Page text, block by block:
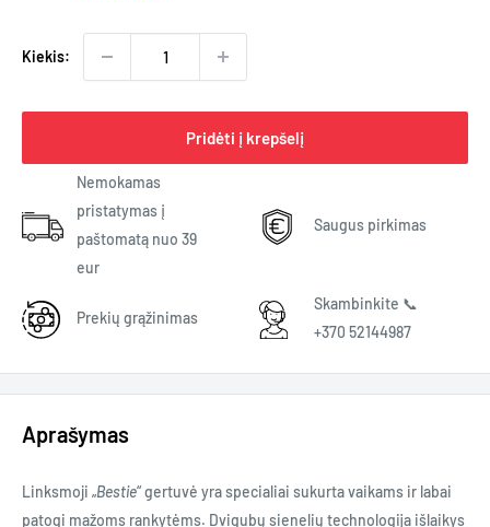
Kiekis:
Pridėti į krepšelį
Nemokamas
pristatymas į
paštomatą nuo 39
eur
Saugus pirkimas
Prekių grąžinimas
Skambinkite 📞
+370 52144987
Aprašymas
Linksmoji „Bestie“ gertuvė yra specialiai sukurta vaikams ir labai
patogi mažoms rankytėms. Dvigubų sienelių technologija išlaikys